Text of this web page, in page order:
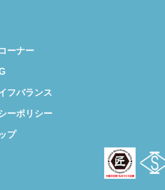
ーナー
フバランス
ーポリシー
プ